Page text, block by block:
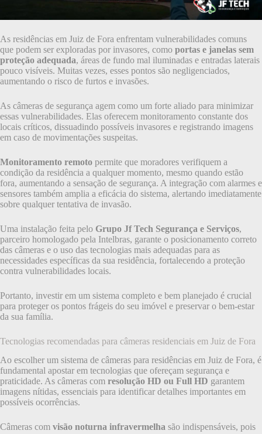
As residências em Juiz de Fora enfrentam vulnerabilidades comuns
que podem ser exploradas por invasores, como portas e janelas sem
proteção adequada, áreas de fundo mal iluminadas e entradas laterais
pouco visíveis. Muitas vezes, esses pontos são negligenciados,
aumentando o risco de furtos e invasões.
As câmeras de segurança agem como um forte aliado para minimizar
essas vulnerabilidades. Elas oferecem monitoramento constante dos
locais críticos, dissuadindo possíveis invasores e registrando imagens
em caso de movimentações suspeitas.
Monitoramento remoto permite que moradores verifiquem a
condição da residência a qualquer momento, mesmo quando estão
fora, aumentando a sensação de segurança. A integração com alarmes e
sensores também amplia a eficácia do sistema, alertando imediatamente
sobre qualquer tentativa de invasão.
Uma instalação feita pelo Grupo Jf Tech Segurança e Serviços,
parceiro homologado pela Intelbras, garante o posicionamento correto
das câmeras e o uso das tecnologias mais adequadas para as
necessidades específicas da sua residência, fortalecendo a proteção
contra vulnerabilidades locais.
Portanto, investir em um sistema completo e bem planejado é crucial
para proteger os pontos frágeis do seu imóvel e preservar o bem-estar
da sua família.
Tecnologias recomendadas para câmeras residenciais em Juiz de Fora
Ao escolher um sistema de câmeras para residências em Juiz de Fora, é
fundamental apostar em tecnologias que ofereçam segurança e
praticidade. As câmeras com resolução HD ou Full HD garantem
imagens nítidas, essenciais para identificar detalhes importantes em
possíveis ocorrências.
Câmeras com visão noturna infravermelha são indispensáveis, pois